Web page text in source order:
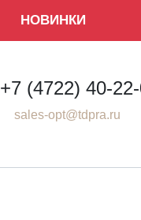
НОВИНКИ
+7 (4722) 40-
sales-opt@tdpra.ru